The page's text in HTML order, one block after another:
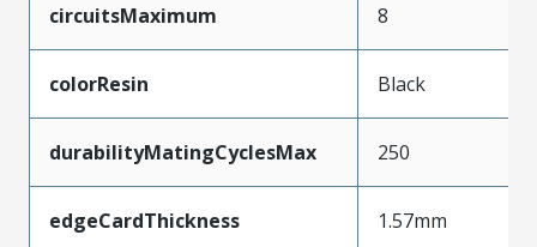
circuitsMaximum 8
colorResin Black
durabilityMatingCyclesMax 250
edgeCardThickness 1.57mm